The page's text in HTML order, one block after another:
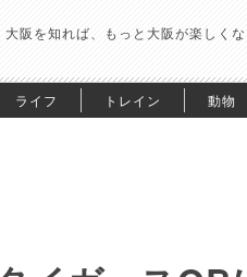
大阪を知れば、もっと大阪が楽しくな
ライフ トレイン 動物